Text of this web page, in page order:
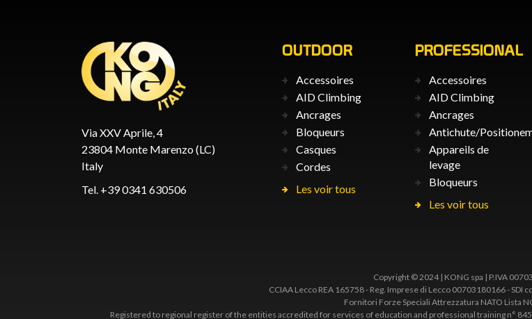
Via XXV Aprile, 4
23804 Monte Marenzo (LC)
Italy
Tel. +39 0341 630506
OUTDOOR
Accessoires
AID Climbing
Ancrages
Bloqueurs
Casques
Cordes
Les voir tous
PROFESSIONAL
Accessoires
AID Climbing
Ancrages
Antichute/
Appareils de
levage
Bloqueurs
Les voir tous
Copyright © 2024 | KONG spa | P.IVA
CCIAA Lecco REA 165758 - Reg. Imprese di Lecco 00703180166 - SDI
Fornitori Forze Speciali Attrezzatura NATO Lista
Registered to regional register of the entities accredited for services of education and professional training n°